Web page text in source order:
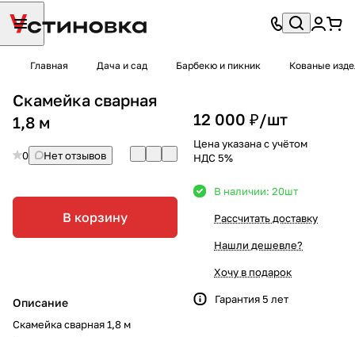
Главная Дача и сад Барбекю и пикник Кованые
Скамейка сварная
1,8 м
0 Нет отзывов
В корзину
Описание
Скамейка сварная 1,8 м
12 000 ₽/шт
Цена указана с учётом
НДС 5%
В наличии: 20шт
Рассчитать доставку
Нашли дешевле?
Хочу в подарок
Гарантия 5 лет